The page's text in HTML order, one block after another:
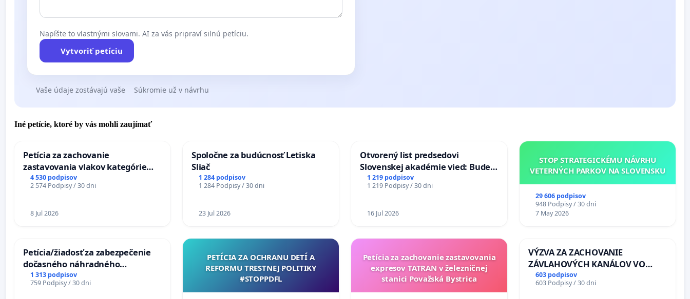
Napíšte to vlastnými slovami. AI za vás pripraví silnú petíciu.
Vytvoriť petíciu
Vaše údaje zostávajú vaše Súkromie už v návrhu
Iné petície, ktoré by vás mohli zaujímať
Petícia za zachovanie
zastavovania vlakov kategórie
Expres (Ex) TATRAN v železničnej
stanici Púchov
4 530 podpisov
2 574 Podpisy / 30 dni
8 Jul 2026
Spoločne za budúcnosť Letiska
Sliač
1 284 podpisov
1 284 Podpisy / 30 dni
23 Jul 2026
Otvorený list predsedovi
Slovenskej akadémie vied: Bude
mať Vízia Slovenska 2040 mravnú
chrbticu?
1 219 podpisov
1 219 Podpisy / 30 dni
16 Jul 2026
STOP STRATEGICKÉMU NÁVRHU
VETERNÝCH PARKOV NA SLOVENSKU
29 606 podpisov
948 Podpisy / 30 dni
7 May 2026
Petícia/žiadosť za zabezpečenie
dočasného náhradného
premostenia Váhu počas úplnej
uzávery Vážskeho mosta v
1 313 podpisov
759 Podpisy / 30 dni
PETÍCIA ZA OCHRANU DETÍ A
REFORMU TRESTNEJ POLITIKY
#STOPPDFL
Petícia za zachovanie zastavovania
expresov TATRAN v železničnej
stanici Považská Bystrica
VÝZVA ZA ZACHOVANIE
ZÁVLAHOVÝCH KANÁLOV VO
VÝLUČNOM VLASTNÍCTVE A POD
KONTROLOU SLOVENSKEJ
603 podpisov
603 Podpisy / 30 dni